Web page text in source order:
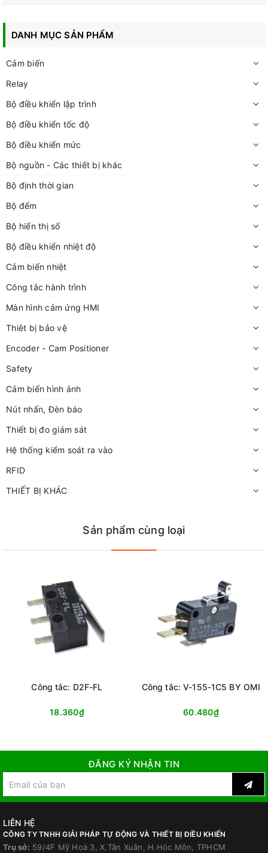
DANH MỤC SẢN PHẨM
Cảm biến
Relay
Bộ điều khiển lập trình
Bộ điều khiển tốc độ
Bộ điều khiển mức
Bộ nguồn - Các thiết bị khác
Bộ định thời gian
Bộ đếm
Bộ hiển thị số
Bộ điều khiển nhiệt độ
Cảm biến nhiệt
Công tắc hành trình
Màn hình cảm ứng HMI
Thiêt bị bảo vệ
Encoder - Cam Positioner
Safety
Cảm biến hình ảnh
Nút nhấn, Đèn báo
Thiết bị đo giám sát
Hệ thống kiểm soát ra vào
RFID
THIẾT BỊ KHÁC
Sản phẩm cùng loại
Công tắc: D2F-FL
18.360₫
Công tắc: V-155-1C5 BY OMI
60.480₫
ĐĂNG KÝ NHẬN TIN
LIÊN HỆ
CÔNG TY TNHH GIẢI PHÁP TỰ ĐỘNG VÀ THIẾT BỊ ĐIỀU KHIỂN
Trụ sở: 59/4F Mỹ Hoà 3, X.Tân Xuân, H.Hóc Môn, TPHCM